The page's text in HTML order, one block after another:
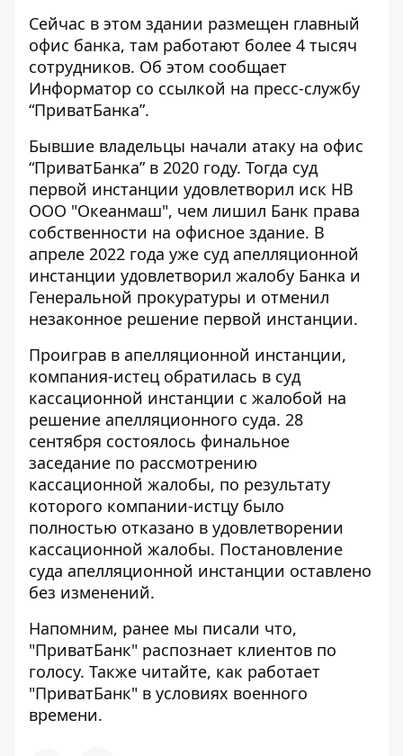
Сейчас в этом здании размещен главный
офис банка, там работают более 4 тысяч
сотрудников. Об этом сообщает
Информатор со ссылкой на пресс-службу
“ПриватБанка”.
Бывшие владельцы начали атаку на офис
“ПриватБанка” в 2020 году. Тогда суд
первой инстанции удовлетворил иск НВ
ООО "Океанмаш", чем лишил Банк права
собственности на офисное здание. В
апреле 2022 года уже суд апелляционной
инстанции удовлетворил жалобу Банка и
Генеральной прокуратуры и отменил
незаконное решение первой инстанции.
Проиграв в апелляционной инстанции,
компания-истец обратилась в суд
кассационной инстанции с жалобой на
решение апелляционного суда. 28
сентября состоялось финальное
заседание по рассмотрению
кассационной жалобы, по результату
которого компании-истцу было
полностью отказано в удовлетворении
кассационной жалобы. Постановление
суда апелляционной инстанции оставлено
без изменений.
Напомним, ранее мы писали что,
"ПриватБанк" распознает клиентов по
голосу. Также читайте, как работает
"ПриватБанк" в условиях военного
времени.